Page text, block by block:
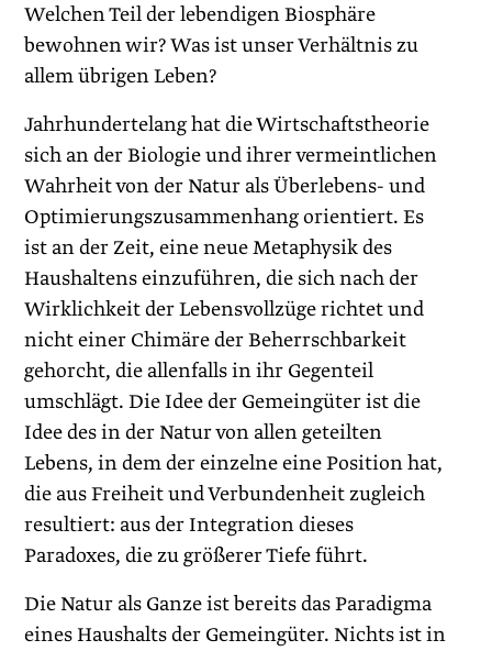
Welchen Teil der lebendigen Biosphäre
bewohnen wir? Was ist unser Verhältnis zu
allem übrigen Leben?
Jahrhundertelang hat die Wirtschaftstheorie
sich an der Biologie und ihrer vermeintlichen
Wahrheit von der Natur als Überlebens- und
Optimierungszusammenhang orientiert. Es
ist an der Zeit, eine neue Metaphysik des
Haushaltens einzuführen, die sich nach der
Wirklichkeit der Lebensvollzüge richtet und
nicht einer Chimäre der Beherrschbarkeit
gehorcht, die allenfalls in ihr Gegenteil
umschlägt. Die Idee der Gemeingüter ist die
Idee des in der Natur von allen geteilten
Lebens, in dem der einzelne eine Position hat,
die aus Freiheit und Verbundenheit zugleich
resultiert: aus der Integration dieses
Paradoxes, die zu größerer Tiefe führt.
Die Natur als Ganze ist bereits das Paradigma
eines Haushalts der Gemeingüter. Nichts ist in